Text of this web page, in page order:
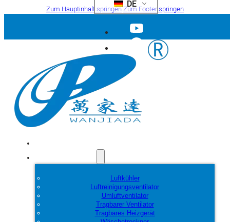
Zum Hauptinhalt springenZum Footer springen
DE
Luftkühler
Luftreinigungsventilator
Umluftventilator
Tragbarer Ventilator
Tragbares Heizgerät